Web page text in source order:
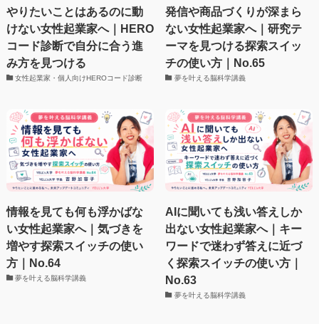
やりたいことはあるのに動
けない女性起業家へ｜HERO
コード診断で自分に合う進
み方を見つける
女性起業家・個人向けHEROコード診断
発信や商品づくりが深まら
ない女性起業家へ｜研究テ
ーマを見つける探索スイッ
チの使い方｜No.65
夢を叶える脳科学講義
情報を見ても何も浮かばな
い女性起業家へ｜気づきを
増やす探索スイッチの使い
方｜No.64
夢を叶える脳科学講義
AIに聞いても浅い答えしか
出ない女性起業家へ｜キー
ワードで迷わず答えに近づ
く探索スイッチの使い方｜
No.63
夢を叶える脳科学講義